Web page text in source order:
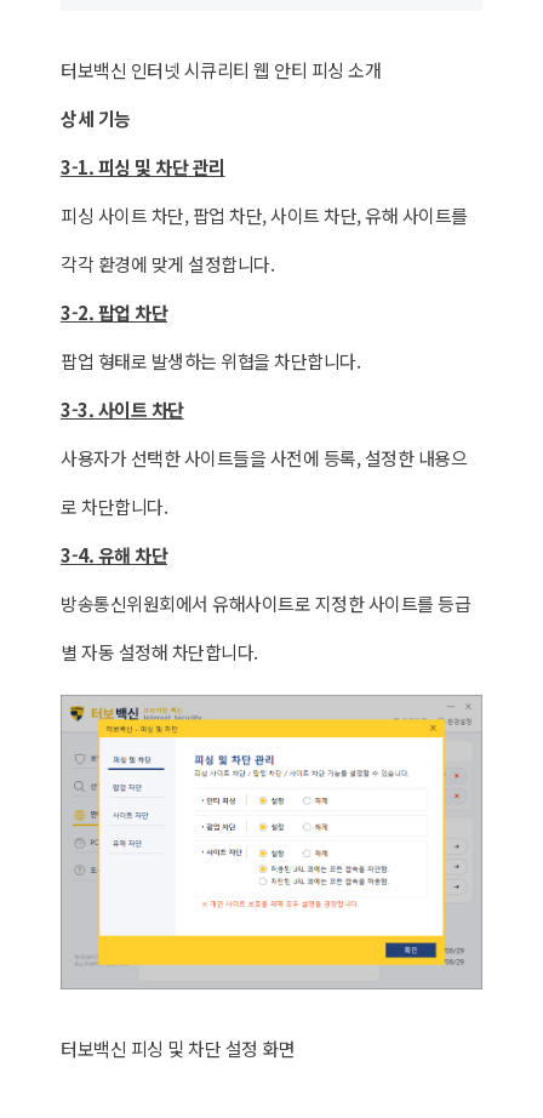
터보백신 인터넷 시큐리티 웹 안티 피싱 소개
상세 기능
3-1. 피싱 및 차단 관리
피싱 사이트 차단, 팝업 차단, 사이트 차단, 유해 사이트를
각각 환경에 맞게 설정합니다.
3-2. 팝업 차단
팝업 형태로 발생하는 위협을 차단합니다.
3-3. 사이트 차단
사용자가 선택한 사이트들을 사전에 등록, 설정한 내용으
로 차단합니다.
3-4. 유해 차단
방송통신위원회에서 유해사이트로 지정한 사이트를 등급
별 자동 설정해 차단합니다.
터보백신 피싱 및 차단 설정 화면